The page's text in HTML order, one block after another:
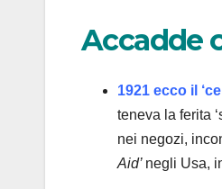
Accadde
1921 ecco il
teneva la ferita
nei negozi,
Aid’ negli Usa,